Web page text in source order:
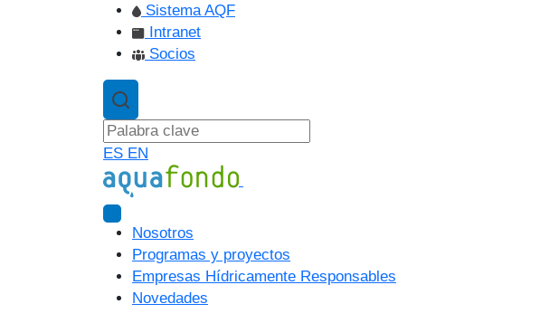
Sistema AQF
Intranet
Socios
ES EN
Nosotros
Programas y proyectos
Empresas Hídricamente Responsables
Novedades